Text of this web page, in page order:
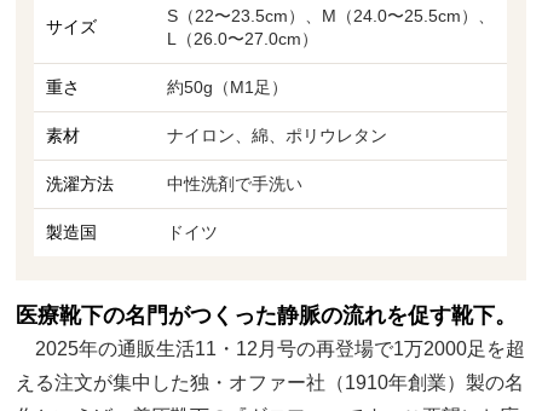
サイズ
S（22〜23.5cm）、M（24.0〜25.5cm）、
L（26.0〜27.0cm）
重さ 約50g（M1足）
素材 ナイロン、綿、ポリウレタン
洗濯方法 中性洗剤で手洗い
製造国 ドイツ
医療靴下の名門がつくった静脈の流れを促す靴下。
2025年の通販生活11・12月号の再登場で1万2000足を超
える注文が集中した独・オファー社（1910年創業）製の名